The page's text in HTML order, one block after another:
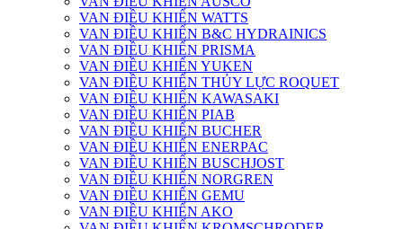
VAN ĐIỀU KHIỂN WATTS
VAN ĐIỀU KHIỂN B&C HYDRAINICS
VAN ĐIỀU KHIỂN PRISMA
VAN ĐIỀU KHIỂN YUKEN
VAN ĐIỀU KHIỂN THỦY LỰC ROQUET
VAN ĐIỀU KHIỂN KAWASAKI
VAN ĐIỀU KHIỂN PIAB
VAN ĐIỀU KHIỂN BUCHER
VAN ĐIỀU KHIỂN ENERPAC
VAN ĐIỀU KHIỂN BUSCHJOST
VAN ĐIỀU KHIỂN NORGREN
VAN ĐIỀU KHIỂN GEMU
VAN ĐIỀU KHIỂN AKO